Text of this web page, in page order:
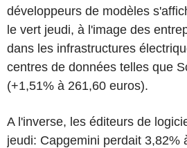
développeurs de modèles
le vert jeudi, à l'image des
dans les infrastructures
centres de données telles que
(+1,51% à 261,60 euros).
A l'inverse, les éditeurs de
jeudi: Capgemini perdait 3,82%